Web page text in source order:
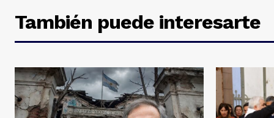
También puede interesarte